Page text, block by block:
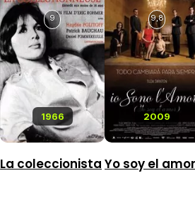
1966
9
La coleccionista
2009
9,8
Yo soy el amor